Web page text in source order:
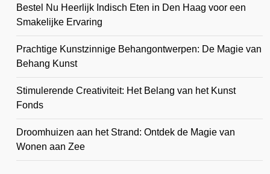
Bestel Nu Heerlijk Indisch Eten in Den Haag voor een
Smakelijke Ervaring
Prachtige Kunstzinnige Behangontwerpen: De Magie van
Behang Kunst
Stimulerende Creativiteit: Het Belang van het Kunst
Fonds
Droomhuizen aan het Strand: Ontdek de Magie van
Wonen aan Zee